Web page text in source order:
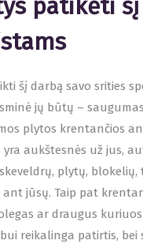
patikėti
šį darbą savo srities
jų būtų –
plytos krentančios
yra aukštesnės už jus,
plytų, blokelių,
jūsų. Taip pat
ar draugus kuriuos
reikalinga patirtis, bei